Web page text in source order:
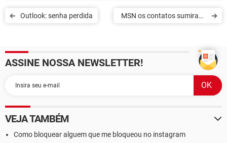
Outlook: senha perdida
MSN os contatos sumiram.
ASSINE NOSSA NEWSLETTER!
VEJA TAMBÉM
Como bloquear alguem que me bloqueou no instagram